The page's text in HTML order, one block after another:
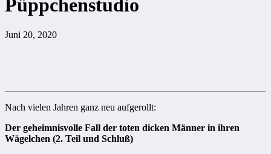
Püppchenstudio
Juni 20, 2020
Nach vielen Jahren ganz neu aufgerollt:
Der geheimnisvolle Fall der toten dicken Männer in ihren
Wägelchen (2. Teil und Schluß)